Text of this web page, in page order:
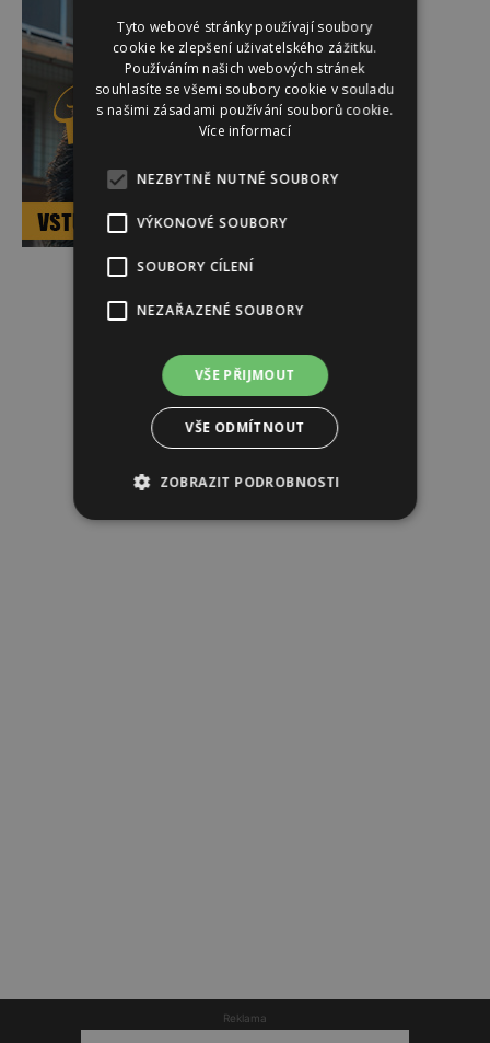
Reklama
Tyto webové stránky používají soubory
cookie ke zlepšení uživatelského zážitku.
Používáním našich webových stránek
souhlasíte se všemi soubory cookie v souladu
s našimi zásadami používání souborů cookie.
Více informací
NEZBYTNĚ NUTNÉ SOUBORY
VÝKONOVÉ SOUBORY
SOUBORY CÍLENÍ
NEZAŘAZENÉ SOUBORY
VŠE PŘIJMOUT
VŠE ODMÍTNOUT
ZOBRAZIT PODROBNOSTI